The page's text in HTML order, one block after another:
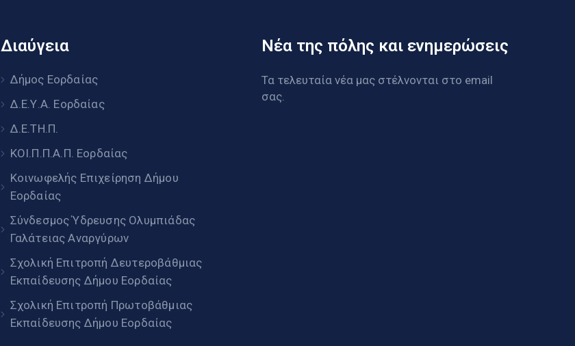
Διαύγεια
Δήμος Εορδαίας
Δ.Ε.Υ.Α. Εορδαίας
Δ.Ε.ΤΗ.Π.
ΚΟΙ.Π.Π.Α.Π. Εορδαίας
Κοινωφελής Επιχείρηση Δήμου
Εορδαίας
Σύνδεσμος Ύδρευσης Ολυμπιάδας
Γαλάτειας Αναργύρων
Σχολική Επιτροπή Δευτεροβάθμιας
Εκπαίδευσης Δήμου Εορδαίας
Σχολική Επιτροπή Πρωτοβάθμιας
Εκπαίδευσης Δήμου Εορδαίας
Νέα της πόλης και ενημερώσεις
Τα τελευταία νέα μας στέλνονται στο email
σας.